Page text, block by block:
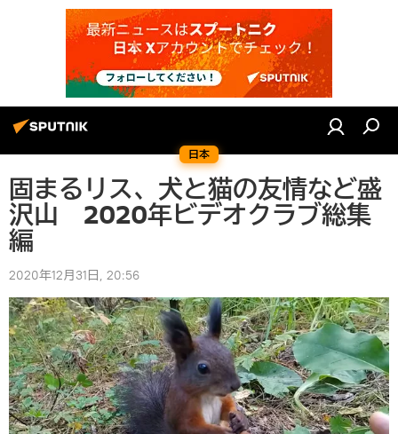
日本
固まるリス、犬と猫の友情など盛
沢山 2020年ビデオクラブ総集
編
2020年12月31日, 20:56